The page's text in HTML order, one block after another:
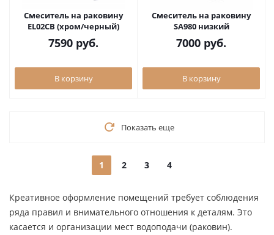
Смеситель на раковину
EL02CB (хром/черный)
7590 руб.
В корзину
Смеситель на раковину
SA980 низкий
7000 руб.
В корзину
Показать еще
1 2 3 4
Креативное оформление помещений требует соблюдения
ряда правил и внимательного отношения к деталям. Это
касается и организации мест водоподачи (раковин).